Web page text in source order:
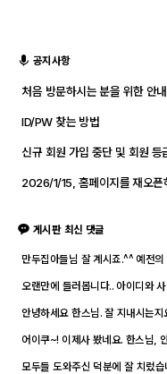
공지사항
처음 방문하시는 분을 위한 안
ID/PW 찾는 방법
신규 회원 가입 중단 및 회원 등
2026/1/15, 홈페이지를 재오픈
게시판 최신 댓글
만두집아들님 잘 계시죠.^^ 예전
호회 활동의 추억을 남길 겸 가능
나실 때 종종 방문해 주세요.^^
오랜만에 들러봅니다.. 아이디와
이제 제가 그 나이가 되버렸습니다
안녕하세요 한스님. 잘 지내시는
어이쿠~! 이제사 봤네요. 한스님,
모두들 도와주신 덕분에 잘 치렀습